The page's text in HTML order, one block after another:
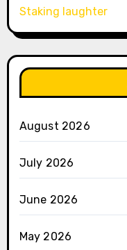
Staking laughter
August 2026
July 2026
June 2026
May 2026